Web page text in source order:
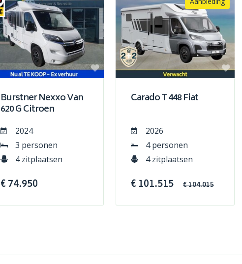
Burstner Nexxo Van
620 G Citroen
2024
3 personen
4 zitplaatsen
€ 74.950
Carado T 448 Fiat
2026
4 personen
4 zitplaatsen
€ 101.515 € 104.015